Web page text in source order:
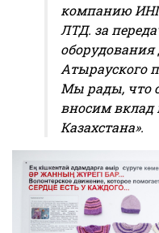
компанию
ЛТД. за
Атырауского
Мы рады, что
вносим вклад
Казахстана».